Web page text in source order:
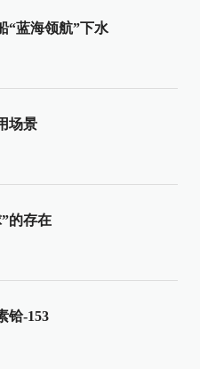
“蓝海领航”下水
场景
的存在
铪-153